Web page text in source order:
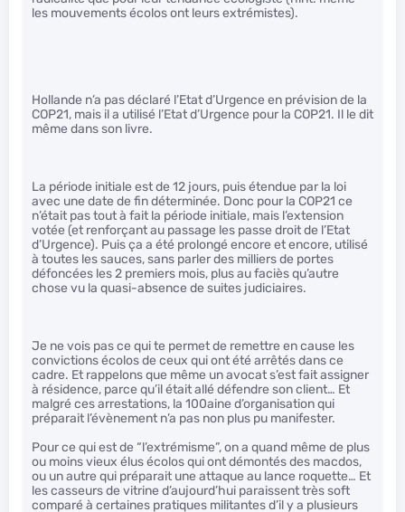
les mouvements écolos ont leurs extrémistes).
Hollande n’a pas déclaré l’Etat d’Urgence en prévision de la
COP21, mais il a utilisé l’Etat d’Urgence pour la COP21. Il le dit
même dans son livre.
La période initiale est de 12 jours, puis étendue par la loi
avec une date de fin déterminée. Donc pour la COP21 ce
n’était pas tout à fait la période initiale, mais l’extension
votée (et renforçant au passage les passe droit de l’Etat
d’Urgence). Puis ça a été prolongé encore et encore, utilisé
à toutes les sauces, sans parler des milliers de portes
défoncées les 2 premiers mois, plus au faciès qu’autre
chose vu la quasi-absence de suites judiciaires.
Je ne vois pas ce qui te permet de remettre en cause les
convictions écolos de ceux qui ont été arrêtés dans ce
cadre. Et rappelons que même un avocat s’est fait assigner
à résidence, parce qu’il était allé défendre son client… Et
malgré ces arrestations, la 100aine d’organisation qui
préparait l’évènement n’a pas non plus pu manifester.
Pour ce qui est de “l’extrémisme”, on a quand même de plus
ou moins vieux élus écolos qui ont démontés des macdos,
ou un autre qui préparait une attaque au lance roquette… Et
les casseurs de vitrine d’aujourd’hui paraissent très soft
comparé à certaines pratiques militantes d’il y a plusieurs